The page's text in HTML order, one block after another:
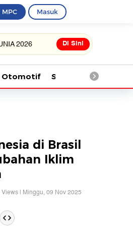
Masuk
Di Sini
Otomotif Saintek
di Brasil
Iklim
| Minggu, 09 Nov 2025